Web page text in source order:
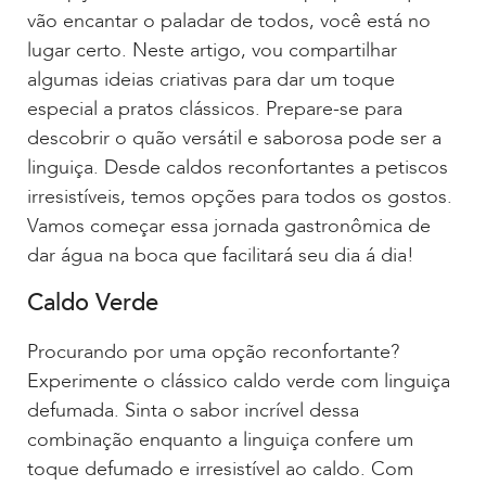
vão encantar o paladar de todos, você está no
lugar certo. Neste artigo, vou compartilhar
algumas ideias criativas para dar um toque
especial a pratos clássicos. Prepare-se para
descobrir o quão versátil e saborosa pode ser a
linguiça. Desde caldos reconfortantes a petiscos
irresistíveis, temos opções para todos os gostos.
Vamos começar essa jornada gastronômica de
dar água na boca que facilitará seu dia á dia!
Caldo Verde
Procurando por uma opção reconfortante?
Experimente o clássico caldo verde com linguiça
defumada. Sinta o sabor incrível dessa
combinação enquanto a linguiça confere um
toque defumado e irresistível ao caldo. Com